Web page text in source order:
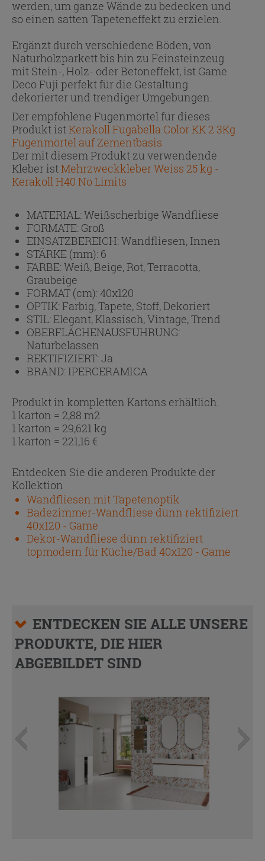
werden, um ganze Wände zu bedecken und
so einen satten Tapeteneffekt zu erzielen.
Ergänzt durch verschiedene Böden, von
Naturholzparkett bis hin zu Feinsteinzeug
mit Stein-, Holz- oder Betoneffekt, ist Game
Deco Fuji perfekt für die Gestaltung
dekorierter und trendiger Umgebungen.
Der empfohlene Fugenmörtel für dieses
Produkt istKerakoll Fugabella Color KK 2 3Kg
Fugenmörtel auf Zementbasis
Der mit diesem Produkt zu verwendende
Kleber istMehrzweckkleber Weiss 25 kg -
Kerakoll H40 No Limits
MATERIAL:Weißscherbige Wandfliese
FORMATE: Groß
EINSATZBEREICH:Wandfliesen, Innen
STÄRKE (mm): 6
FARBE:Weiß, Beige, Rot, Terracotta,
Graubeige
FORMAT (cm):40x120
OPTIK:Farbig, Tapete, Stoff, Dekoriert
STIL:Elegant, Klassisch, Vintage, Trend
OBERFLÄCHENAUSFÜHRUNG:
Naturbelassen
REKTIFIZIERT:Ja
BRAND: IPERCERAMICA
Produkt in kompletten Kartons erhältlich.
1 karton = 2,88 m2
1 karton = 29,621 kg
1 karton = 221,16 €
Entdecken Sie die anderen Produkte der
Kollektion
Wandfliesen mit Tapetenoptik
Badezimmer-Wandfliese dünn rektifiziert
40x120 - Game
Dekor-Wandfliese dünn rektifiziert
topmodern für Küche/Bad 40x120 - Game
ENTDECKEN SIE ALLE UNSERE
PRODUKTE, DIE HIER
ABGEBILDET SIND